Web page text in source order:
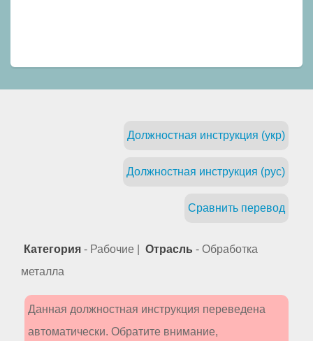
Должностная инструкция (укр)
Должностная инструкция (рус)
Сравнить перевод
Категория - Рабочие | Отрасль - Обработка
металла
Данная должностная инструкция переведена
автоматически. Обратите внимание,